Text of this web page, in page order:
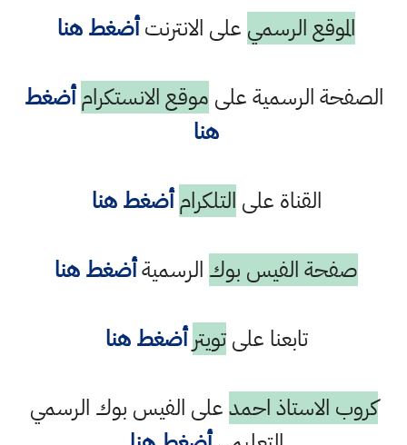
الموقع الرسمي على الانترنتأضغط هنا
الصفحة الرسمية على موقع الانستكرام أضغط
هنا
القناة على التلكرام أضغط هنا
صفحة الفيس بوك الرسميةأضغط هنا
تابعنا علىتويتر أضغط هنا
كروب الاستاذ احمدعلى الفيس بوك الرسمي